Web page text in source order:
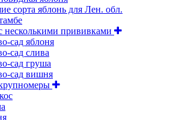
сорта яблонь для Лен. обл.
несколькими прививками
сад яблоня
сад слива
сад груша
сад вишня